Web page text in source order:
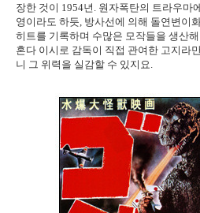
장한 것이 1954년. 원자폭탄의 트라우마
영이라도 하듯, 방사선에 의해 돌연변이
히트를 기록하며 수많은 모작들을 생산
혼다 이시로 감독이 직접 관여한 고지라
니 그 위력을 실감할 수 있지요.